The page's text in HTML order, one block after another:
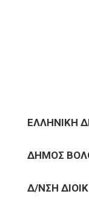
ΕΛΛΗΝΙΚΗ
ΔΗΜΟΣ
Δ/ΝΣΗ